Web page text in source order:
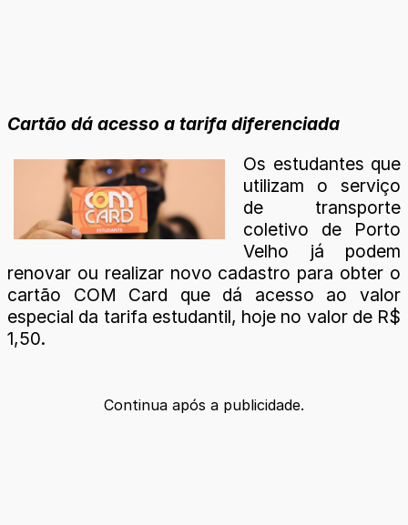
Cartão dá acesso a tarifa diferenciada
Os estudantes que
utilizam o serviço
de transporte
coletivo de Porto
Velho já podem
renovar ou realizar novo cadastro para obter o
cartão COM Card que dá acesso ao valor
especial da tarifa estudantil, hoje no valor de R$
1,50.
Continua após a publicidade.